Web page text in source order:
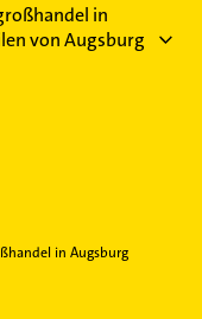
in
von Augsburg
in Augsburg